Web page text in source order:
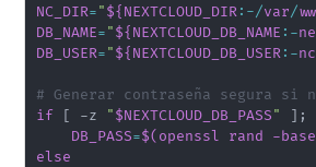
NC_DIR="${NEXTCLOUD_DIR:-/var/
DB_NAME="${NEXTCLOUD_DB_NAME :-
DB_USER="${NEXTCLOUD_DB_USER:-
# Generar contraseña segura si
if
[ -z "$NEXTCLOUD_DB_PASS" ] ;
DB_PASS=$( openssl rand -
else